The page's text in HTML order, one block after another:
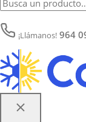
¡Llámanos! 964